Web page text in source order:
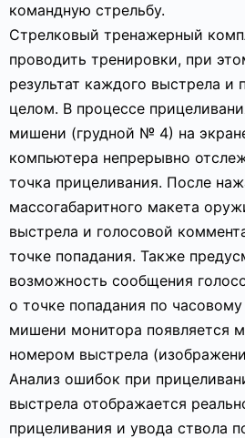
командную стрельбу.
Стрелковый тренажерный
проводить тренировки, при
результат каждого выстрела и
целом. В процессе
мишени (грудной № 4) на
компьютера непрерывно
точка прицеливания. После
массогабаритного макета
выстрела и голосовой
точке попадания. Также
возможность сообщения
о точке попадания по
мишени монитора появляется
номером выстрела
Анализ ошибок при
выстрела отображается
прицеливания и увода ствола